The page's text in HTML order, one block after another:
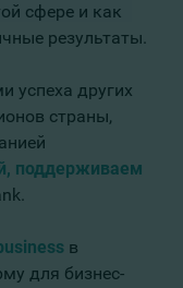
сфере и как
результаты.
успеха других
страны,
поддерживаем
в
для бизнес-